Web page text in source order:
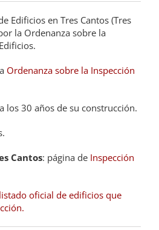
Edificios en Tres Cantos (Tres
la Ordenanza sobre la
Ordenanza sobre la Inspección
los 30 años de su construcción.
Cantos: página de Inspección
listado oficial de edificios que